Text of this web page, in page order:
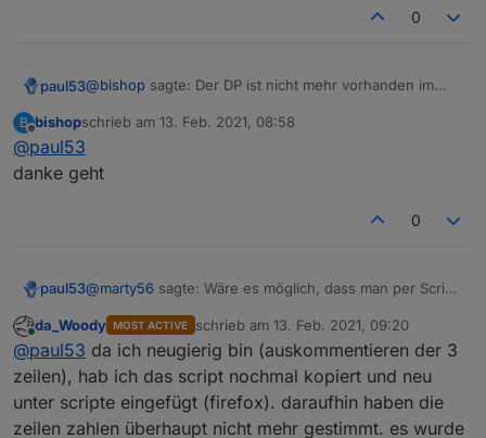
0
paul53@bishop sagte: Der DP ist nicht mehr vorhanden im
Die Javascript-Instanz neu starten, damit der
B
Offline
bishopschrieb am 13. Feb. 2021, 08:58
zuletzt editiert von
@paul53
danke geht
0
paul53@marty56 sagte: Wäre es möglich, dass man per Script
Man kann das Script durch Auskommentieren von 3
Zeilen so ändern, dass es überschreibt: Im Orginal
Zeilen 29, 30 und 73.
Anschließend nicht vergessen, die Änderung
rückgängig zu machen!
Online
da_Woody MOST ACTIVE schrieb am 13. Feb. 2021, 09:20
zuletzt editiert von
@paul53 da ich neugierig bin (auskommentieren der 3
zeilen), hab ich das script nochmal kopiert und neu
unter scripte eingefügt (firefox). daraufhin haben die
zeilen zahlen überhaupt nicht mehr gestimmt. es wurde